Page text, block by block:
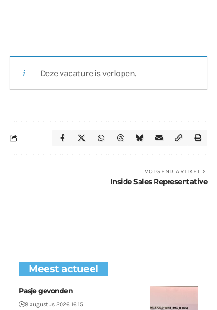
Deze vacature is verlopen.
VOLGEND ARTIKEL
Inside Sales Representative
Meest actueel
Pasje gevonden
8 augustus 2026 16:15